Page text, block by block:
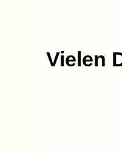
Vielen